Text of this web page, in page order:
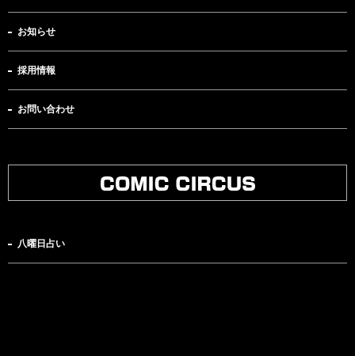
お知らせ
採用情報
お問い合わせ
八曜日占い